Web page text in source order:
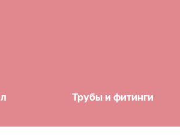
Трубы и фитинги